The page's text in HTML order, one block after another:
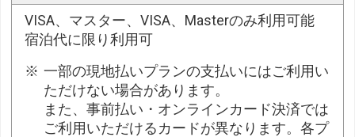
VISA、マスター、VISA、Masterのみ利用可能
宿泊代に限り利用可
一部の現地払いプランの支払いにはご利用い
ただけない場合があります。
また、事前払い・オンラインカード決済では
ご利用いただけるカードが異なります。各プ